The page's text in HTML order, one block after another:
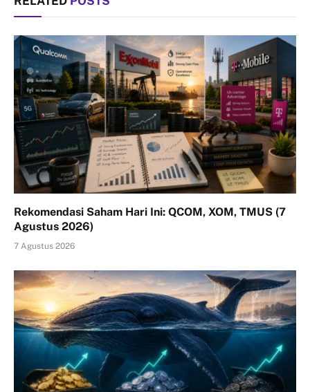
Rekomendasi Saham Hari Ini: QCOM, XOM, TMUS (7
Agustus 2026)
7 Agustus 2026